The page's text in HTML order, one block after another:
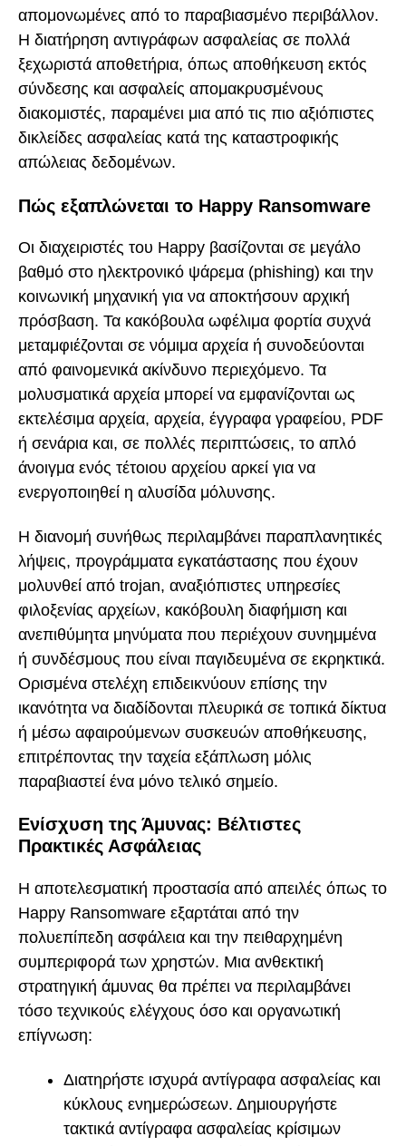
απομονωμένες από το παραβιασμένο περιβάλλον.
Η διατήρηση αντιγράφων ασφαλείας σε πολλά
ξεχωριστά αποθετήρια, όπως αποθήκευση εκτός
σύνδεσης και ασφαλείς απομακρυσμένους
διακομιστές, παραμένει μια από τις πιο αξιόπιστες
δικλείδες ασφαλείας κατά της καταστροφικής
απώλειας δεδομένων.
Πώς εξαπλώνεται το Happy Ransomware
Οι διαχειριστές του Happy βασίζονται σε μεγάλο
βαθμό στο ηλεκτρονικό ψάρεμα (phishing) και την
κοινωνική μηχανική για να αποκτήσουν αρχική
πρόσβαση. Τα κακόβουλα ωφέλιμα φορτία συχνά
μεταμφιέζονται σε νόμιμα αρχεία ή συνοδεύονται
από φαινομενικά ακίνδυνο περιεχόμενο. Τα
μολυσματικά αρχεία μπορεί να εμφανίζονται ως
εκτελέσιμα αρχεία, αρχεία, έγγραφα γραφείου, PDF
ή σενάρια και, σε πολλές περιπτώσεις, το απλό
άνοιγμα ενός τέτοιου αρχείου αρκεί για να
ενεργοποιηθεί η αλυσίδα μόλυνσης.
Η διανομή συνήθως περιλαμβάνει παραπλανητικές
λήψεις, προγράμματα εγκατάστασης που έχουν
μολυνθεί από trojan, αναξιόπιστες υπηρεσίες
φιλοξενίας αρχείων, κακόβουλη διαφήμιση και
ανεπιθύμητα μηνύματα που περιέχουν συνημμένα
ή συνδέσμους που είναι παγιδευμένα σε εκρηκτικά.
Ορισμένα στελέχη επιδεικνύουν επίσης την
ικανότητα να διαδίδονται πλευρικά σε τοπικά δίκτυα
ή μέσω αφαιρούμενων συσκευών αποθήκευσης,
επιτρέποντας την ταχεία εξάπλωση μόλις
παραβιαστεί ένα μόνο τελικό σημείο.
Ενίσχυση της Άμυνας: Βέλτιστες
Πρακτικές Ασφάλειας
Η αποτελεσματική προστασία από απειλές όπως το
Happy Ransomware εξαρτάται από την
πολυεπίπεδη ασφάλεια και την πειθαρχημένη
συμπεριφορά των χρηστών. Μια ανθεκτική
στρατηγική άμυνας θα πρέπει να περιλαμβάνει
τόσο τεχνικούς ελέγχους όσο και οργανωτική
επίγνωση:
Διατηρήστε ισχυρά αντίγραφα ασφαλείας και
κύκλους ενημερώσεων. Δημιουργήστε
τακτικά αντίγραφα ασφαλείας κρίσιμων